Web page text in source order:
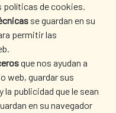
políticas de cookies.
se guardan en su
permitir las
que nos ayudan a
web, guardar sus
publicidad que le sean
en su navegador
DO WE COOPERATE?
PRESS ROOM
LIBRARY